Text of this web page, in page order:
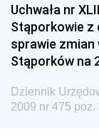
Dziennik
Gospodarki
Dziennik
Gospodarki
Dziennik
Uchwała nr
Stąporkowie z
sprawie zmian
Stąporków na
Dziennik
2009 nr 475 poz.